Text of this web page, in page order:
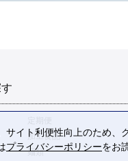
加工食品
麺類
サイト利便性向上のため、
プライバシーポリシーをお